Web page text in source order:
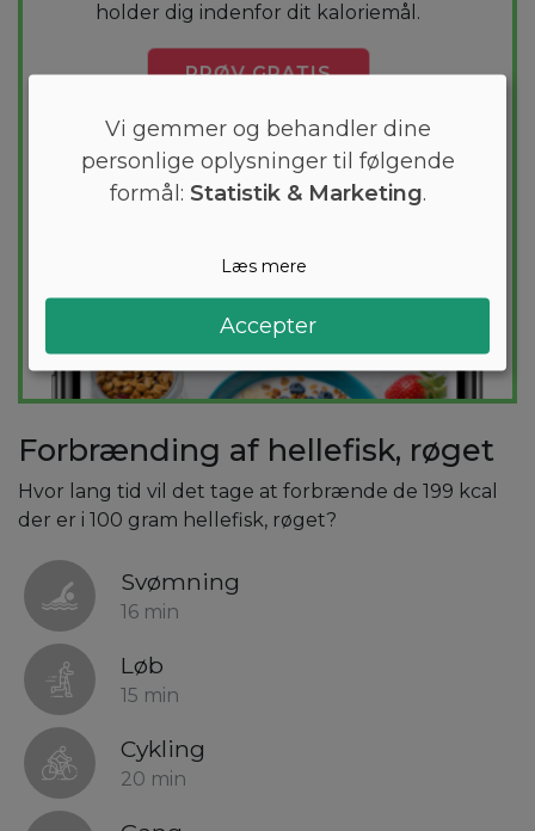
holder dig indenfor dit kaloriemål.
PRØVGRATIS
Forbrænding af hellefisk, røget
Hvor lang tid vil det tage at forbrænde de 199 kcal
der er i 100 gram hellefisk, røget?
Svømning
16 min
Løb
15 min
Cykling
20 min
Vi gemmer og behandler dine
personlige oplysninger til følgende
formål: Statistik & Marketing.
Læs mere
Accepter